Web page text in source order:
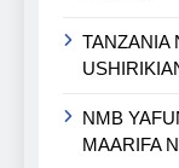
TANZANIA
NMB
MAARIFA